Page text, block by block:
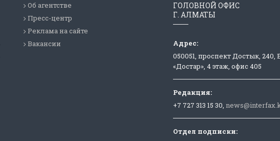
Об агентстве
Пресс-центр
Реклама на сайте
Вакансии
ГОЛОВНОЙ ОФИС
Г. АЛМАТЫ
Адрес:
050051, проспект Достык, 240,
«Достар», 4 этаж, офис 405
Редакция:
+7 727 313 15 30,
Отдел подписки: